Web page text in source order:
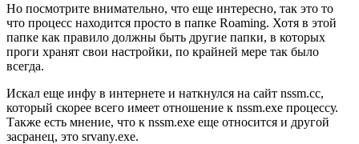
Но посмотрите внимательно, что еще интересно, так это то
что процесс находится просто в папке Roaming. Хотя в этой
папке как правило должны быть другие папки, в которых
проги хранят свои настройки, по крайней мере так было
всегда.
Искал еще инфу в интернете и наткнулся на сайт nssm.cc,
который скорее всего имеет отношение к nssm.exe процессу.
Также есть мнение, что к nssm.exe еще относится и другой
засранец, это srvany.exe.